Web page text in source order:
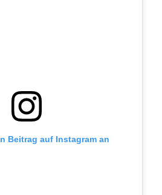
Beitrag auf Instagram an